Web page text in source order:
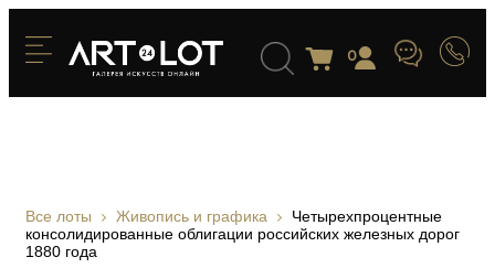
0
Все лоты Живопись и графика
Четырехпроцентные
консолидированные облигации российских железных дорог
1880 года